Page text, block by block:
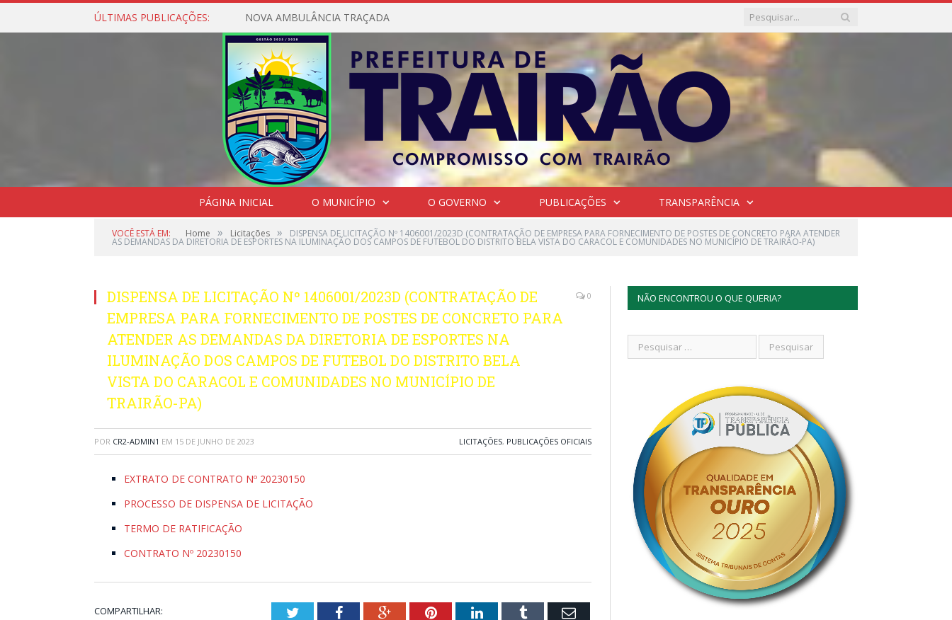
ÚLTIMAS PUBLICAÇÕES: NOVA AMBULÂNCIA TRAÇADA
PÁGINA INICIAL O MUNICÍPIO O GOVERNO PUBLICAÇÕES TRANSPARÊNCIA
VOCÊ ESTÁ EM: Home » Licitações » DISPENSA DE LICITAÇÃO Nº 1406001/2023D (CONTRATAÇÃO DE EMPRESA PARA FORNECIMENTO DE POSTES DE CONCRETO PARA ATENDER
AS DEMANDAS DA DIRETORIA DE ESPORTES NA ILUMINAÇÃO DOS CAMPOS DE FUTEBOL DO DISTRITO BELA VISTA DO CARACOL E COMUNIDADES NO MUNICÍPIO DE TRAIRÃO-PA)
DISPENSA DE LICITAÇÃO Nº 1406001/2023D (CONTRATAÇÃO DE
EMPRESA PARA FORNECIMENTO DE POSTES DE CONCRETO PARA
ATENDER AS DEMANDAS DA DIRETORIA DE ESPORTES NA
ILUMINAÇÃO DOS CAMPOS DE FUTEBOL DO DISTRITO BELA
VISTA DO CARACOL E COMUNIDADES NO MUNICÍPIO DE
TRAIRÃO-PA)
0
POR CR2-ADMIN1 EM 15 DE JUNHO DE 2023 LICITAÇÕES, PUBLICAÇÕES OFICIAIS
EXTRATO DE CONTRATO Nº 20230150
PROCESSO DE DISPENSA DE LICITAÇÃO
TERMO DE RATIFICAÇÃO
CONTRATO Nº 20230150
COMPARTILHAR: TwitterFacebookGoogle+PinterestLinkedInTumblr Email
NÃO ENCONTROU O QUE QUERIA?